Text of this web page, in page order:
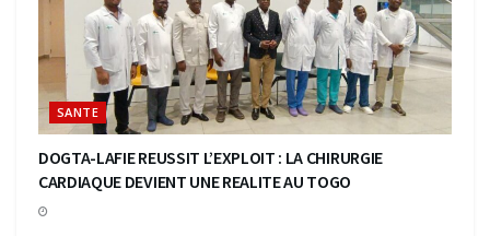
SANTE
DOGTA-LAFIE REUSSIT L’EXPLOIT : LA CHIRURGIE
CARDIAQUE DEVIENT UNE REALITE AU TOGO